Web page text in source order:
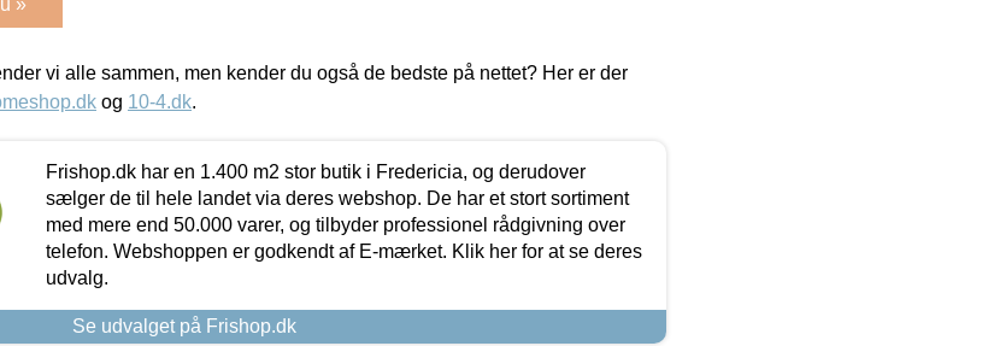
vi alle sammen, men kender du også de bedste på nettet? Her er der
og 10-4.dk.
Frishop.dk har en 1.400 m2 stor butik i Fredericia, og derudover
sælger de til hele landet via deres webshop. De har et stort sortiment
med mere end 50.000 varer, og tilbyder professionel rådgivning over
telefon. Webshoppen er godkendt af E-mærket. Klik her for at se deres
udvalg.
Se udvalget på Frishop.dk